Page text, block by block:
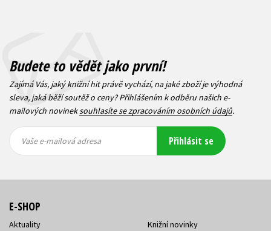
Budete to vědět jako první!
Zajímá Vás, jaký knižní hit právě vychází, na jaké zboží je výhodná
sleva, jaká běží soutěž o ceny? Přihlášením k odběru našich e-
mailových novineksouhlasíte se zpracováním osobních údajů.
mailová
mailová
Vaše e-mailová adresa Přihlásit se
E-SHOP
Aktuality
Knižní novinky